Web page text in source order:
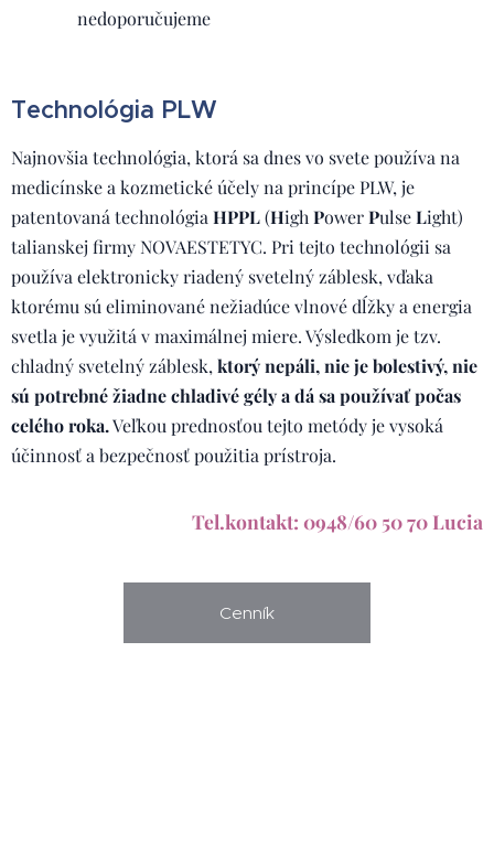
nedoporučujeme
Technológia PLW
Najnovšia technológia, ktorá sa dnes vo svete používa na
medicínske a kozmetické účely na princípe PLW, je
patentovaná technológia HPPL(High PowerPulseLight)
talianskej firmy NOVAESTETYC. Pri tejto technológii sa
používa elektronicky riadený svetelný záblesk, vďaka
ktorému sú eliminované nežiadúce vlnové dĺžky a energia
svetla je využitá v maximálnej miere. Výsledkom je tzv.
chladný svetelný záblesk, ktorý nepáli, nie je bolestivý, nie
sú potrebné žiadne chladivé gély a dá sa používať počas
celého roka.Veľkou prednosťou tejto metódy je vysoká
účinnosť a bezpečnosť použitia prístroja.
Tel.kontakt: 0948/60 50 70 Lucia
Cenník